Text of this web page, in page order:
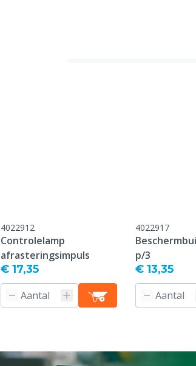
4022912
Controlelamp
afrasteringsimpuls
€ 17,35
4022917
p/3
€ 13,35